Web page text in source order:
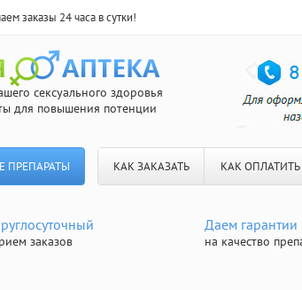
заказы 24 часа в сутки!
сексуального здоровья
для повышения потенции
ПРЕПАРАТЫ КАК ЗАКАЗАТЬ КАК ОПЛАТИТЬ
заказов
Даем гарантии
на качество